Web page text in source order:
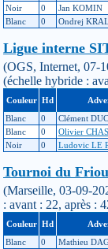
Noir
0 Jan KOMIN
Blanc
0 Ondrej
Ligue interne
(OGS, Internet, 07-
(échelle hybride :
Couleur Hd
Blanc
0 Clément
Blanc
0 Olivier
Noir
0 Ludovic LE
Tournoi du
(Marseille, 03-09-
: avant : 22, après :
Couleur Hd
Blanc
0 Mathieu